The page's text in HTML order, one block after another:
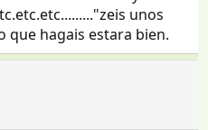
unos
que hagais estara bien.